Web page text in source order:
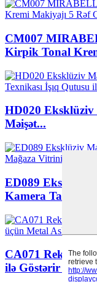
CM007
Kirpik Tonal
HD020 Eksklüziv
Məişət...
ED089 Eksklüziv
Kamera Taxta
CA071 Reklam
ilə Göstərir ...